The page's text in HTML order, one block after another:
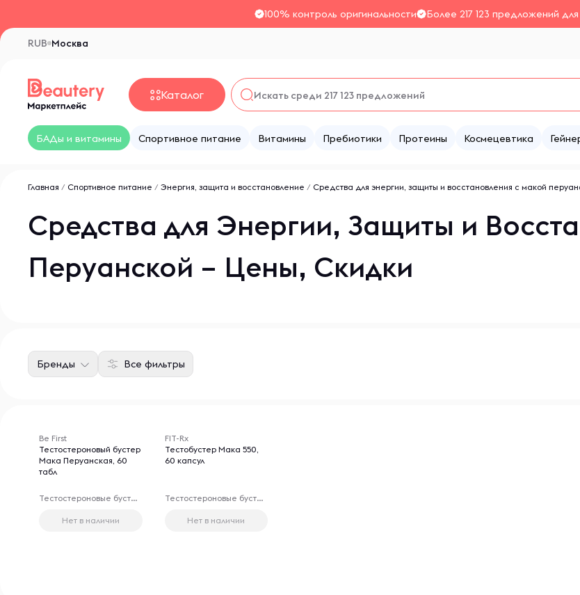
100% контроль оригинальности Более 217 123 предложений
Москва
RUB
Каталог
БАДы и витамины Спортивное питание Витамины Пребиотики Протеины Космецевтика
Главная / Спортивное питание / Энергия, защита и восстановление / Средства для энергии, защиты и восстановления с макой
Средства для Энергии, Защиты и
Перуанской – Цены, Скидки
Все фильтры
Бренды
Be First
Тестостероновый бустер
Мака Перуанская, 60
табл
Тестостероновые бустеры
Нет в наличии
FIT-Rx
Тестобустер Мака 550,
60 капсул
Тестостероновые бустеры
Нет в наличии